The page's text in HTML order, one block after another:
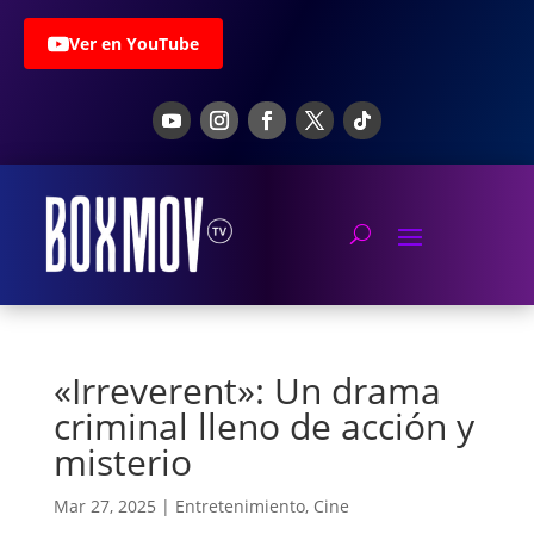
Ver en YouTube
«Irreverent»: Un drama
criminal lleno de acción y
misterio
Mar 27, 2025 | Entretenimiento, Cine